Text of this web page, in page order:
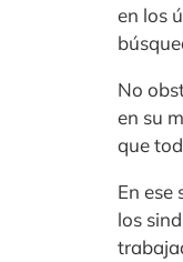
en los
No
en su
que
En ese
los